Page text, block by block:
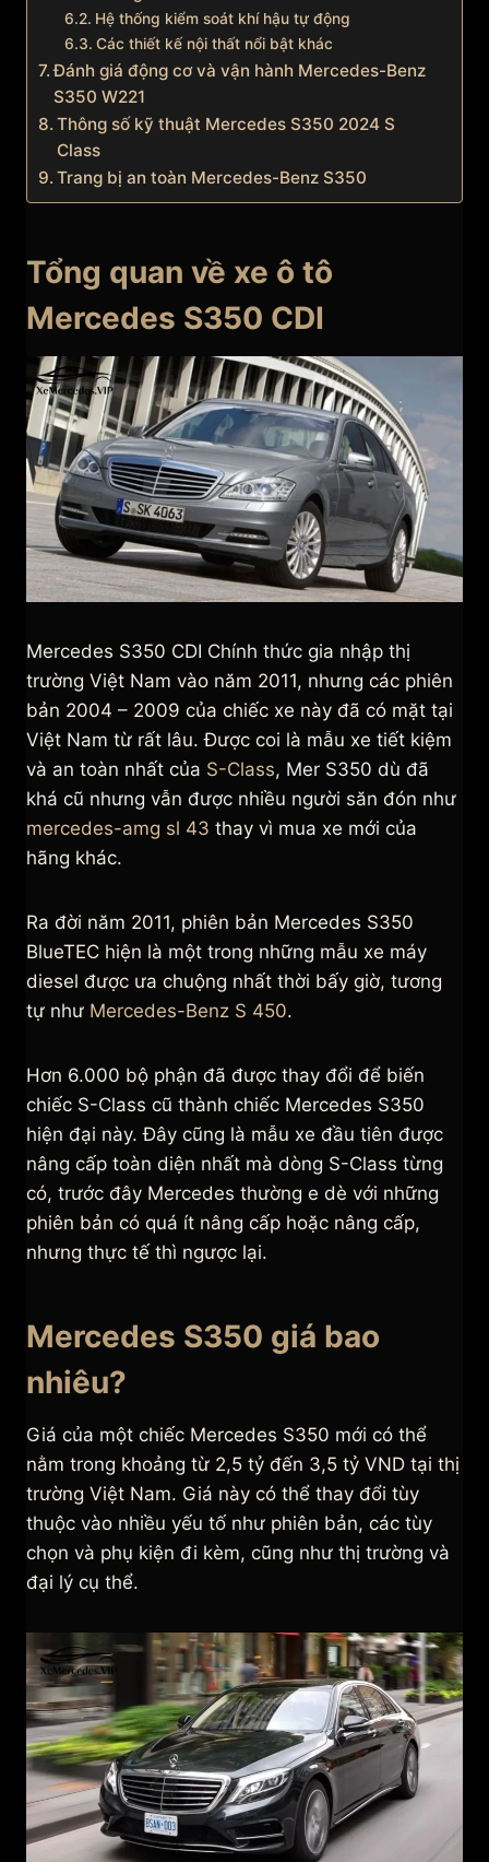
Hệ thống kiểm soát khí hậu tự động
Các thiết kế nội thất nổi bật khác
Đánh giá động cơ và vận hành Mercedes-Benz
S350 W221
Thông số kỹ thuật Mercedes S350 2024 S
Class
Trang bị an toàn Mercedes-Benz S350
Tổng quan về xe ô tô
Mercedes S350 CDI
Mercedes S350 CDI Chính thức gia nhập thị
trường Việt Nam vào năm 2011, nhưng các phiên
bản 2004 – 2009 của chiếc xe này đã có mặt tại
Việt Nam từ rất lâu. Được coi là mẫu xe tiết kiệm
và an toàn nhất của S-Class, Mer S350 dù đã
khá cũ nhưng vẫn được nhiều người săn đón như
mercedes-amg sl 43 thay vì mua xe mới của
hãng khác.
Ra đời năm 2011, phiên bản Mercedes S350
BlueTEC hiện là một trong những mẫu xe máy
diesel được ưa chuộng nhất thời bấy giờ, tương
tự như Mercedes-Benz S 450.
Hơn 6.000 bộ phận đã được thay đổi để biến
chiếc S-Class cũ thành chiếc Mercedes S350
hiện đại này. Đây cũng là mẫu xe đầu tiên được
nâng cấp toàn diện nhất mà dòng S-Class từng
có, trước đây Mercedes thường e dè với những
phiên bản có quá ít nâng cấp hoặc nâng cấp,
nhưng thực tế thì ngược lại.
Mercedes S350 giá bao
nhiêu?
Giá của một chiếc Mercedes S350 mới có thể
nằm trong khoảng từ 2,5 tỷ đến 3,5 tỷ VND tại thị
trường Việt Nam. Giá này có thể thay đổi tùy
thuộc vào nhiều yếu tố như phiên bản, các tùy
chọn và phụ kiện đi kèm, cũng như thị trường và
đại lý cụ thể.